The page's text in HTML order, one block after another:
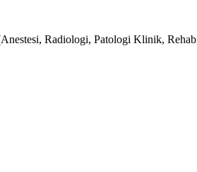
Radiologi, Patologi Klinik,